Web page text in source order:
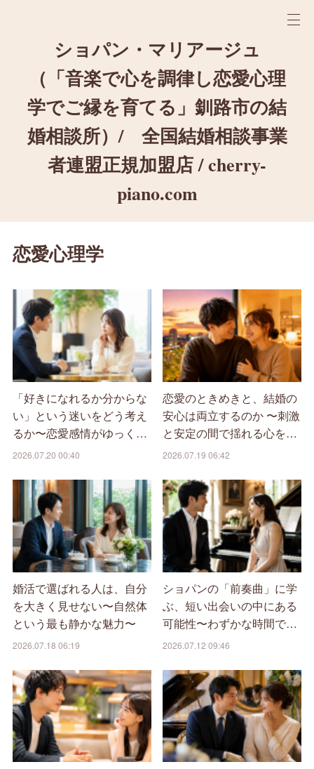
ショパン・マリアージュ
（「音楽で心を調律し恋愛心理
学でご縁を育てる」釧路市の結
婚相談所）/ 全国結婚相談事業
者連盟正規加盟店 / cherry-
piano.com
恋愛心理学
「好きになれるか分からな
い」という迷いをどう考え
るか〜恋愛感情がゆっく…
2026.07.20 00:40
恋愛のときめきと、結婚の
安心は両立するのか 〜刺激
と安定の間で揺れる心を…
2026.07.19 06:42
婚活で選ばれる人は、自分
を大きく見せない〜自然体
という最も静かな魅力〜
2026.07.18 06:19
ショパンの「前奏曲」に学
ぶ、短い出会いの中にある
可能性〜わずかな時間で…
2026.07.12 09:46